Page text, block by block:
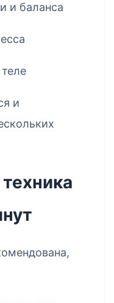
и баланса
и